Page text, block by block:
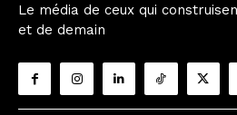
Le média de ceux qui
et de demain